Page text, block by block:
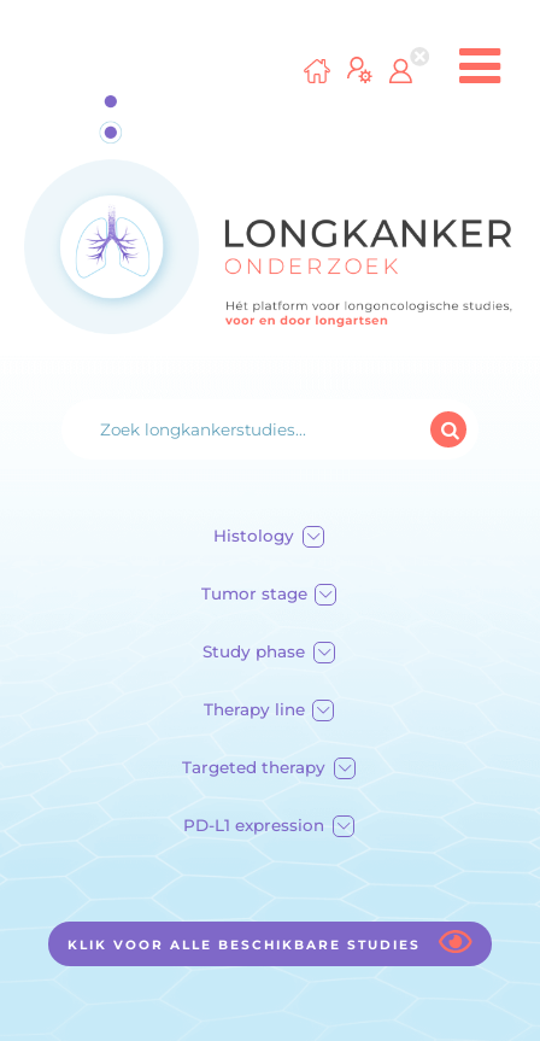
Histology
Tumor stage
Study phase
Therapy line
Targeted therapy
PD-L1 expression
KLIK VOOR ALLE BESCHIKBARE STUDIES